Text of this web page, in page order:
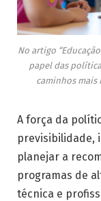
No artigo
papel das
caminhos mais
A força da
previsibilidade,
planejar a
programas de
técnica e